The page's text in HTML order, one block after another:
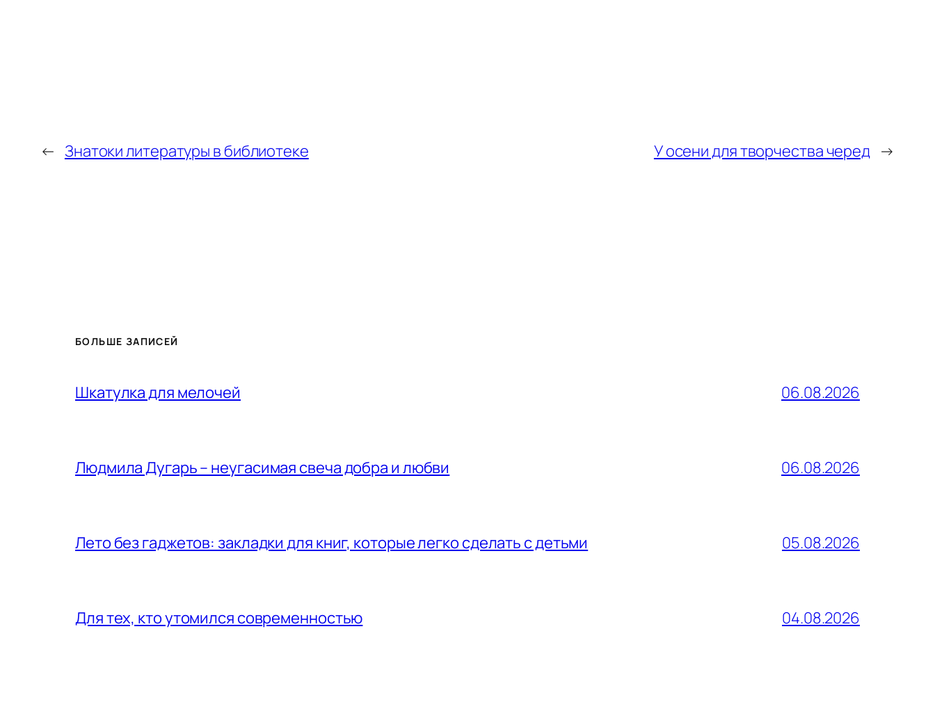
← Знатоки литературы в библиотеке У осени для творчества черед →
БОЛЬШЕ ЗАПИСЕЙ
Шкатулка для мелочей 06.08.2026
Людмила Дугарь – неугасимая свеча добра и любви 06.08.2026
Лето без гаджетов: закладки для книг, которые легко сделать с детьми 05.08.2026
Для тех, кто утомился современностью 04.08.2026